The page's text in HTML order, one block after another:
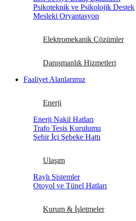
Psikoteknik ve Psikolojik Destek
Mesleki Oryantasyon
Elektromekanik Çözümler
Danışmanlık Hizmetleri
Faaliyet Alanlarımız
Enerji
Enerji Nakil Hatları
Trafo Tesis Kurulumu
Şehir İçi Şebeke Hattı
Ulaşım
Raylı Sistemler
Otoyol ve Tünel Hatları
Kurum & İşletmeler